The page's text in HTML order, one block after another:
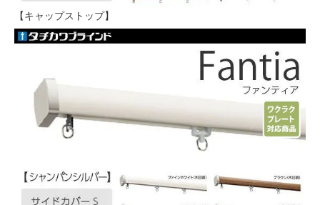
【キャップストップ】